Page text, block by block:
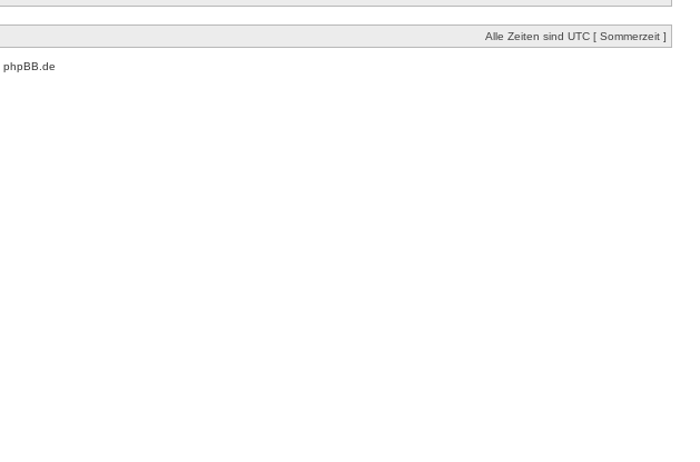
Alle Zeiten sind UTC [ Sommerzeit ]
phpBB.de